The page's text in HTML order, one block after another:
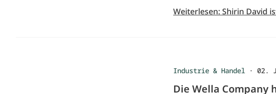
Weiterlesen: Shirin David
Industrie & Handel · 02.
Die Wella Company